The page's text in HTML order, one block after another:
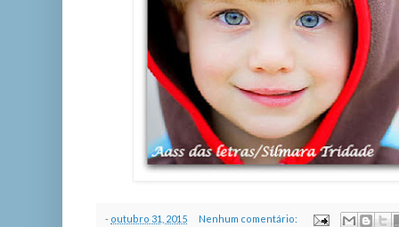
- outubro 31, 2015 Nenhum comentário: